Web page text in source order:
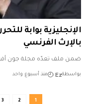
الإنجليزية بوابة
بالإرث الفرنسي
ضمن ملف تعدّه مجلة جون
بواسطةEz منذ أسبوع واحد
1
2
3